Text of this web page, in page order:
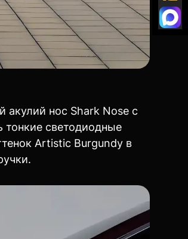
акулий нос Shark Nose с
светодиодные
Artistic Burgundy в